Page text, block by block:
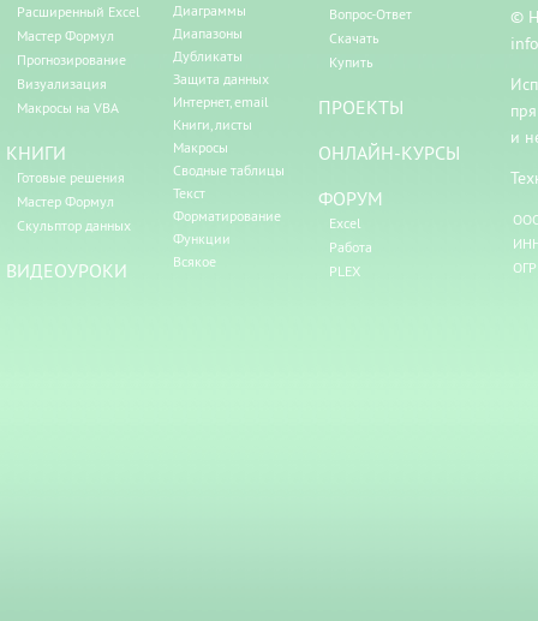
Расширенный Excel
Мастер Формул
Прогнозирование
Визуализация
Макросы на VBA
КНИГИ
Готовые решения
Мастер Формул
Скульптор данных
ВИДЕОУРОКИ
Диаграммы
Диапазоны
Дубликаты
Защита данных
Интернет, email
Книги, листы
Макросы
Сводные таблицы
Текст
Форматирование
Функции
Всякое
Вопрос-Ответ
Скачать
Купить
ПРОЕКТЫ
ОНЛАЙН-КУРСЫ
ФОРУМ
Excel
Работа
PLEX
©
и